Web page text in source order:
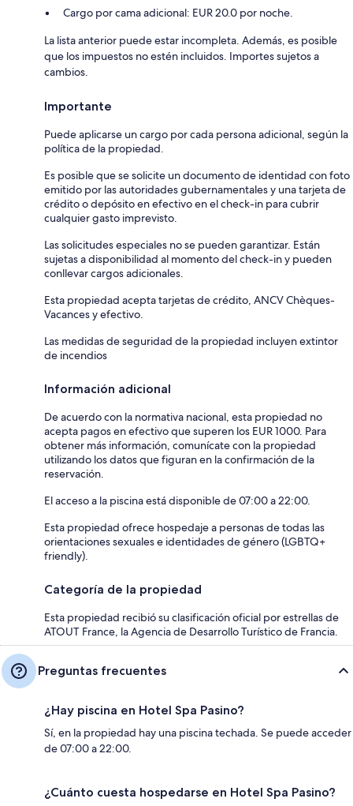
Cargo por cama adicional: EUR 20.0 por noche.
La lista anterior puede estar incompleta. Además, es posible
que los impuestos no estén incluidos. Importes sujetos a
cambios.
Importante
Puede aplicarse un cargo por cada persona adicional, según la
política de la propiedad.
Es posible que se solicite un documento de identidad con foto
emitido por las autoridades gubernamentales y una tarjeta de
crédito o depósito en efectivo en el check-in para cubrir
cualquier gasto imprevisto.
Las solicitudes especiales no se pueden garantizar. Están
sujetas a disponibilidad al momento del check-in y pueden
conllevar cargos adicionales.
Esta propiedad acepta tarjetas de crédito, ANCV Chèques-
Vacances y efectivo.
Las medidas de seguridad de la propiedad incluyen extintor
de incendios
Información adicional
De acuerdo con la normativa nacional, esta propiedad no
acepta pagos en efectivo que superen los EUR 1000. Para
obtener más información, comunícate con la propiedad
utilizando los datos que figuran en la confirmación de la
reservación.
El acceso a la piscina está disponible de 07:00 a 22:00.
Esta propiedad ofrece hospedaje a personas de todas las
orientaciones sexuales e identidades de género (LGBTQ+
friendly).
Categoría de la propiedad
Esta propiedad recibió su clasificación oficial por estrellas de
ATOUT France, la Agencia de Desarrollo Turístico de Francia.
Preguntas frecuentes
¿Hay piscina en Hotel Spa Pasino?
Sí, en la propiedad hay una piscina techada. Se puede acceder
de 07:00 a 22:00.
¿Cuánto cuesta hospedarse en Hotel Spa Pasino?